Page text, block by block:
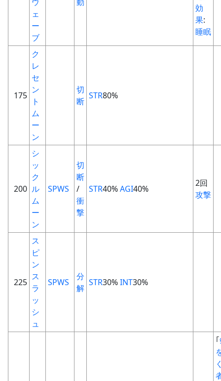
ェ
ー
ブ
効
果:
睡眠
175
ク
レ
セ
ン
ト
ム
ー
ン
切
断
STR80%
200
シ
ッ
ク
ル
ム
ー
ン
SPWS
切
断
/
衝
撃
STR40%AGI40%
2回
攻撃
225
ス
ピ
ン
ス
ラ
ッ
シ
ュ
SPWS
分
解
STR30%INT30%
｢